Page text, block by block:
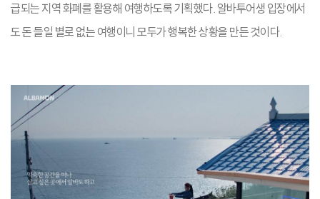
급되는 지역 화폐를 활용해 여행하도록 기획했다. 알바투어생 입장에서
도 돈 들일 별로 없는 여행이니 모두가 행복한 상황을 만든 것이다.